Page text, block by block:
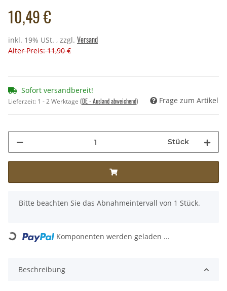
10,49 €
inkl. 19% USt. , zzgl. Versand
Alter Preis: 11,90 €
Sofort versandbereit!
Lieferzeit: 1 - 2 Werktage (DE - Ausland abweichend) Frage zum Artikel
Stück
x
Bitte beachten Sie das Abnahmeintervall von 1 Stück.
Loading... Komponenten werden geladen ...
Beschreibung